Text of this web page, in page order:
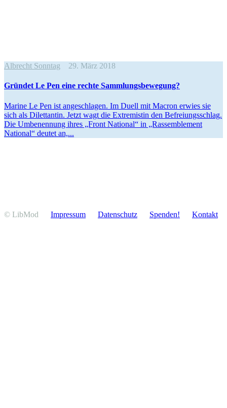
Albrecht Sonntag 29. März 2018
Gründet Le Pen eine rechte Sammlungsbewegung?
Marine Le Pen ist angeschlagen. Im Duell mit Macron erwies sie
sich als Dilet­tantin. Jetzt wagt die Extre­mistin den Befrei­ungs­schlag.
Die Umbenennung ihres „Front National“ in „Rassem­blement
National“ deutet an,...
© LibMod Impressum Daten­schutz Spenden! Kontakt